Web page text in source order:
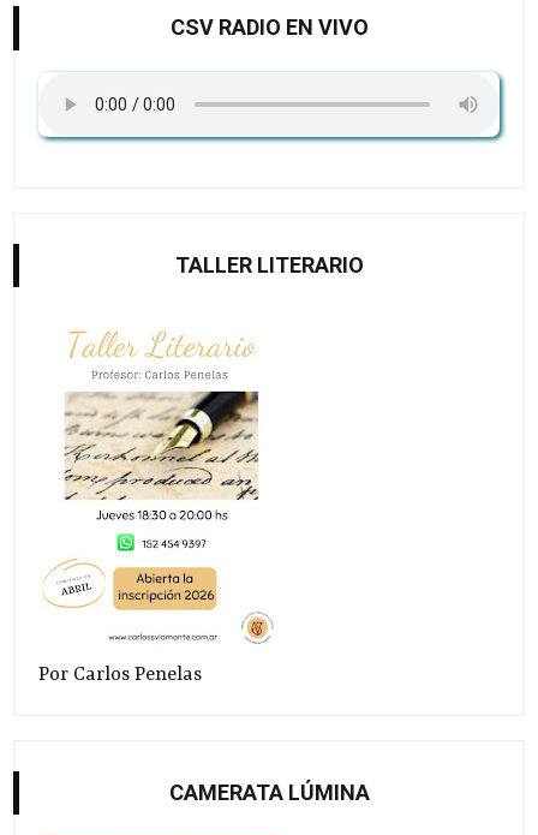
CSV RADIO EN VIVO
TALLER LITERARIO
Por Carlos Penelas
CAMERATA LÚMINA